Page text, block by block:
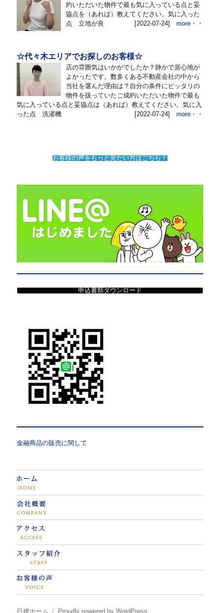
約いただいた物件で最も気に入っている点と妥
協点を（あれば）教えてください。気に入った
点 立地が良
[2022-07-24] more・・
☆代々木エリアでお探しのお客様☆
店の雰囲気はいかがでしたか？静かで居心地が
よかったです。数多くある不動産会社の中から
当社を選んだ理由は？自分の条件にピッタリの
物件を扱っていたご成約いただいた物件で最も
気に入っている点と妥協点は（あれば）教えてください。気に入
った点 洗濯機
[2022-07-24] more・・
お客様の声をもっと見たい方はこちら！
申込書類ダウンロード
金融商品の販売に関して
日建ホーム Proudly powered by WordPress